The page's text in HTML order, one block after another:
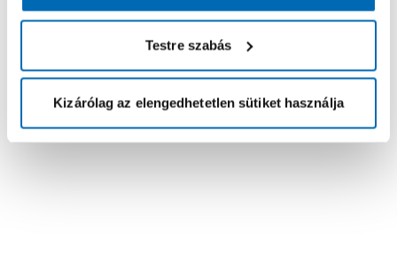
Testre szabás
Kizárólag az elengedhetetlen sütiket használja